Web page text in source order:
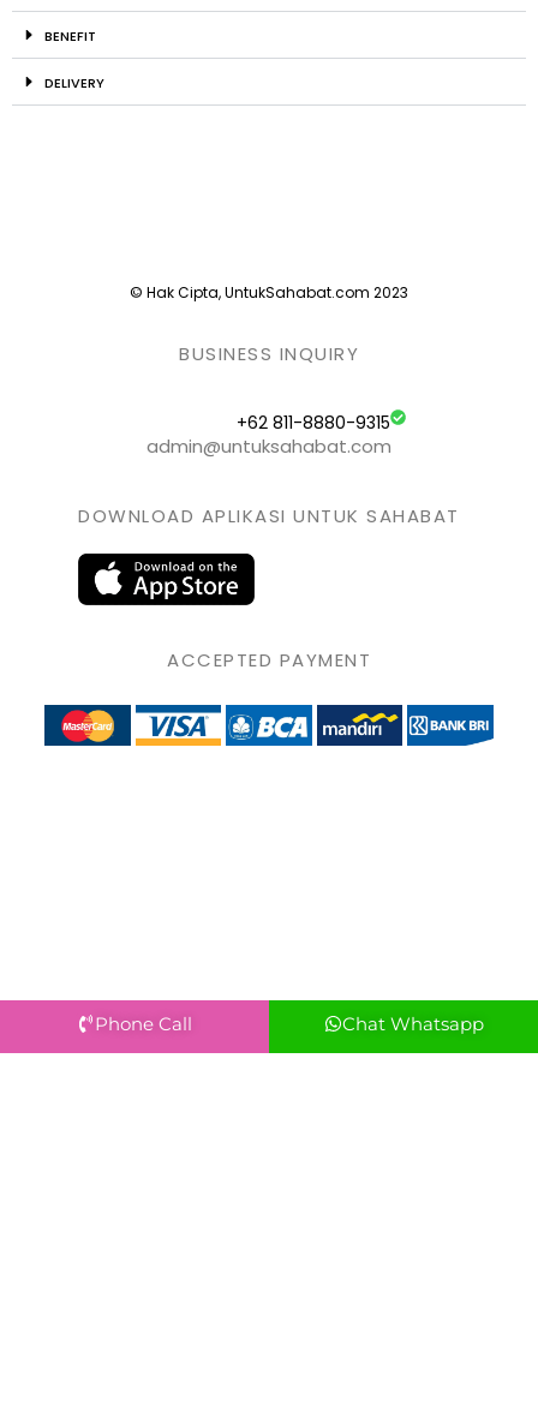
BENEFIT
DELIVERY
© Hak Cipta, UntukSahabat.com 2023
BUSINESS INQUIRY
+62 811-8880-9315
admin@untuksahabat.com
DOWNLOAD APLIKASI UNTUK SAHABAT
ACCEPTED PAYMENT
Phone Call Chat Whatsapp